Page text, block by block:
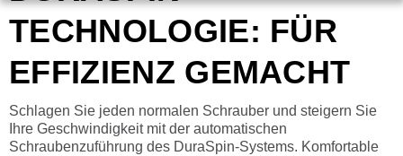
TECHNOLOGIE: FÜR
EFFIZIENZ GEMACHT
Schlagen Sie jeden normalen Schrauber und steigern Sie
Ihre Geschwindigkeit mit der automatischen
Schraubenzuführung des DuraSpin-Systems. Komfortable